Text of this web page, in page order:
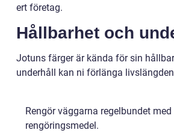
ert företag.
Hållbarhet och
Jotuns färger är kända för sin
underhåll kan ni förlänga
Rengör väggarna regelbundet
rengöringsmedel.